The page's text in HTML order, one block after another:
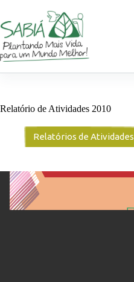
o
conteúdo
Relatório de Atividades 2010
Relatórios de Atividades